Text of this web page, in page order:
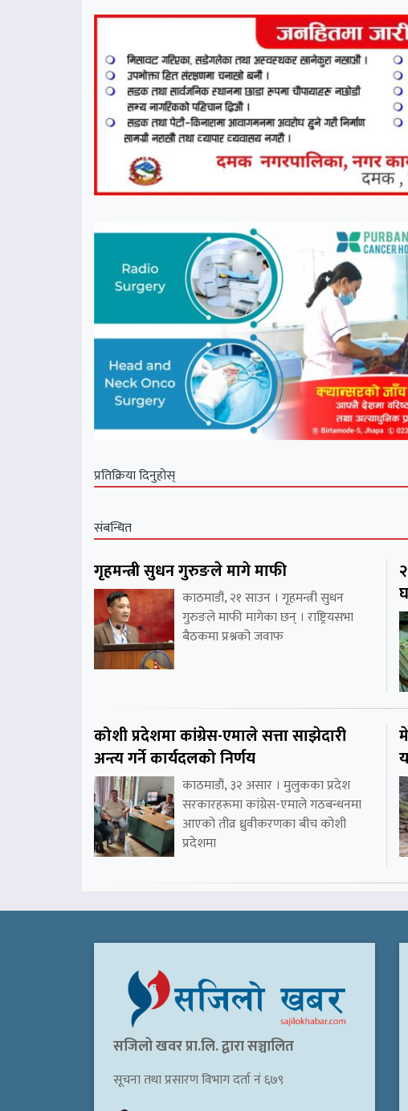
प्रतिक्रिया दिनुहोस्
संबन्धित
गृहमन्त्री सुधन गुरुङले मागे माफी
काठमाडौं, २१ साउन । गृहमन्त्री सुधन
गुरुङले माफी मागेका छन् । राष्ट्रियसभा
बैठकमा प्रश्नको जवाफ
कोशी प्रदेशमा कांग्रेस-एमाले सत्ता साझेदारी
अन्त्य गर्ने कार्यदलको निर्णय
काठमाडौं, ३२ असार । मुलुकका प्रदेश
सरकारहरूमा कांग्रेस-एमाले गठबन्धनमा
आएको तीव्र ध्रुवीकरणका बीच कोशी
प्रदेशमा
सजिलो खवर प्रा.लि. द्वारा सञ्चालित
सूचना तथा प्रसारण विभाग दर्ता नं ६७९